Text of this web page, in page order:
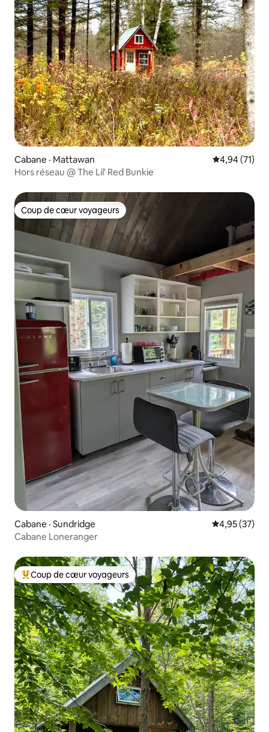
Cabane · Mattawan Note
4,94 (71)
Hors réseau @ The Lil' Red Bunkie
Coup de cœur voyageurs
Coup de cœur voyageurs
Cabane · Sundridge Note
4,95 (37)
Cabane Loneranger
Coup de cœur voyageurs parmi les plus aimés
Coup de cœur voyageurs